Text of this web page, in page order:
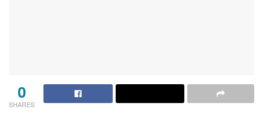
0
SHARES